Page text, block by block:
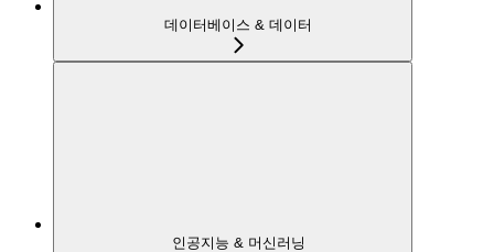
데이터베이스 & 데이터
인공지능 & 머신러닝